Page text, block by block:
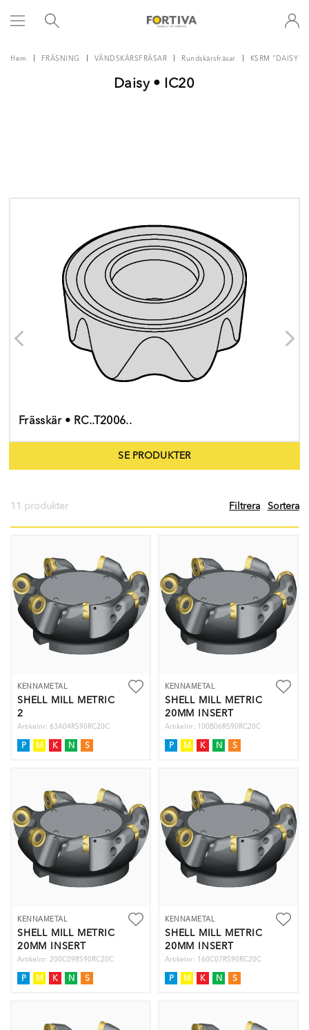
Hem FRÄSNING VÄNDSKÄRSFRÄSAR Rundskärsfräsar KSRM "DAISY"
Daisy • IC20
Frässkär • RC..T2006..
SE PRODUKTER
11 produkter Filtrera Sortera
KENNAMETAL
SHELL MILL METRIC
2
Artikelnr: 63A04RS90RC20C
P M K N S
KENNAMETAL
SHELL MILL METRIC
20MM INSERT
Artikelnr: 100B06RS90RC20C
P M K N S
KENNAMETAL
SHELL MILL METRIC
20MM INSERT
Artikelnr: 200C09RS90RC20C
P M K N S
KENNAMETAL
SHELL MILL METRIC
20MM INSERT
Artikelnr: 160C07RS90RC20C
P M K N S